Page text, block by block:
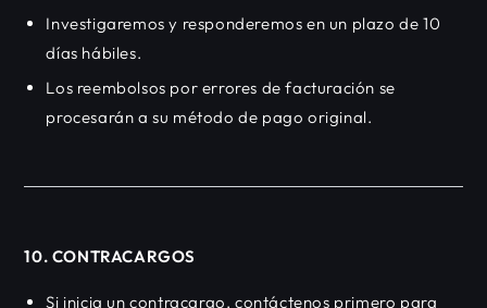
Investigaremos y responderemos en un plazo de 10
días hábiles.
Los reembolsos por errores de facturación se
procesarán a su método de pago original.
10. CONTRACARGOS
Si inicia un contracargo, contáctenos primero para